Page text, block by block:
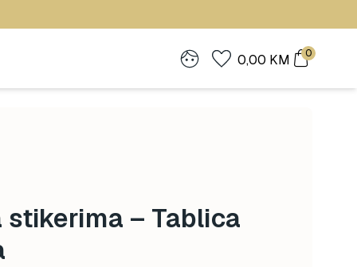
0,00 KM 0
stikerima – Tablica